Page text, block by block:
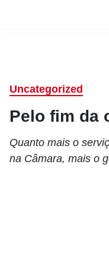
Uncategorized
Pelo fim da
Quanto mais o
na Câmara, mais o